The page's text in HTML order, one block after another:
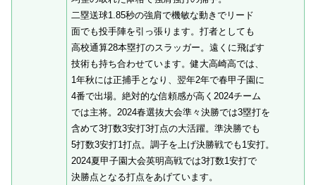
二塁送球1.85秒の強肩で機敏な動きでリード
面でも投手陣を引っ張ります。打者としても
高校通算28本塁打のスラッガー。遠くに飛ばす
技術も持ち合わせています。健大高崎高では、
1年秋には正捕手となり、翌年2年で春甲子園に
4番で出場。絶対的な信頼感が高く2024チーム
では主将。2024春選抜大会準々決勝では3塁打を
含めて3打数3安打3打点の大活躍。準決勝でも
5打数3安打1打点。調子を上げ決勝戦でも1安打。
2024夏甲子園大会英明高戦では3打数1安打で
決勝点となる打点をあげています。